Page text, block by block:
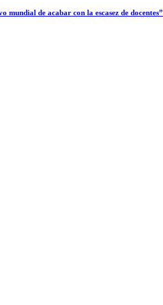
mundial de acabar con la escasez de docentes”